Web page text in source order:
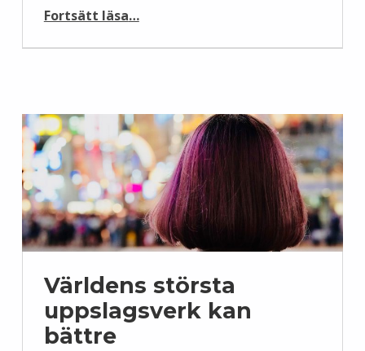
Fortsätt läsa“Nu är det dags för årets WikiGap!”
…
Världens största
uppslagsverk kan
bättre